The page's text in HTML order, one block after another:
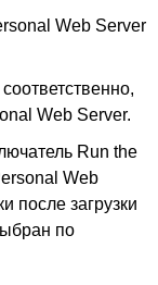
Web Server
Web Server.
Run the
Web
после загрузки
по